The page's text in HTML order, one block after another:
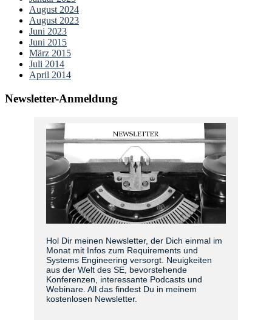
August 2024
August 2023
Juni 2023
Juni 2015
März 2015
Juli 2014
April 2014
Newsletter-Anmeldung
Hol Dir meinen Newsletter, der Dich einmal im
Monat mit Infos zum Requirements und
Systems Engineering versorgt. Neuigkeiten
aus der Welt des SE, bevorstehende
Konferenzen, interessante Podcasts und
Webinare. All das findest Du in meinem
kostenlosen Newsletter.